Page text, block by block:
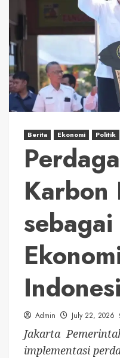
Berita Ekonomi Politik
Karbon
Admin July 22, 2026
Jakarta 
implementasi